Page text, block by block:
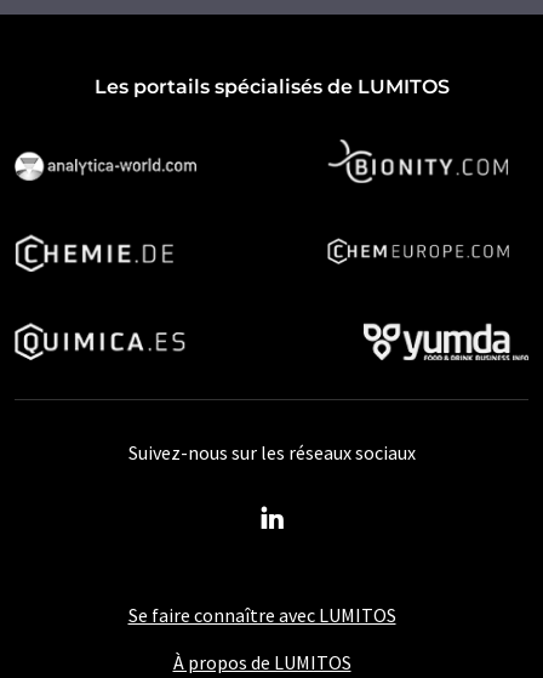
Les portails spécialisés de LUMITOS
Se faire connaître avec LUMITOS
À propos de LUMITOS
Suivez-nous sur les réseaux sociaux